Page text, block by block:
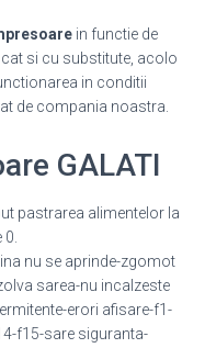
in functie de
si cu substitute, acolo
in conditii
de compania noastra.
GALATI
pastrarea alimentelor la
nu se aprinde-zgomot
sarea-nu incalzeste
erori afisare-f1-
f15-sare siguranta-